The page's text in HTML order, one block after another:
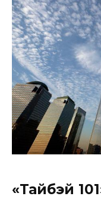
«Тайбэй